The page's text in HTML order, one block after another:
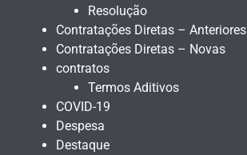
Resolução
Contratações Diretas – Anteriores
Contratações Diretas – Novas
contratos
Termos Aditivos
COVID-19
Despesa
Destaque